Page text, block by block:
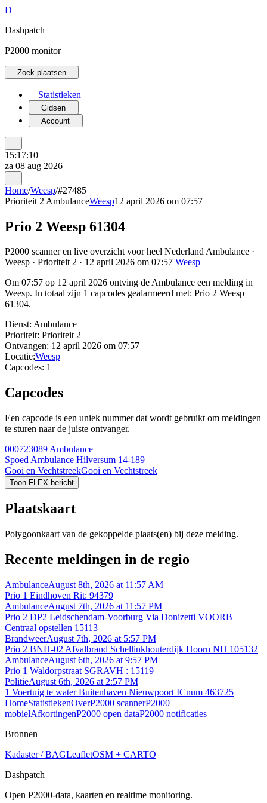
D
Dashpatch
P2000 monitor
Zoek plaatsen…
Statistieken
Gidsen
Account
15:17:10
za 08 aug 2026
Home/Weesp/#27485
Prioriteit 2 AmbulanceWeesp12 april 2026 om 07:57
Prio 2 Weesp 61304
P2000 scanner en live overzicht voor heel Nederland Ambulance ·
Weesp · Prioriteit 2 · 12 april 2026 om 07:57 Weesp
Om 07:57 op 12 april 2026 ontving de Ambulance een melding in
Weesp. In totaal zijn 1 capcodes gealarmeerd met: Prio 2 Weesp
61304.
Dienst: Ambulance
Prioriteit: Prioriteit 2
Ontvangen: 12 april 2026 om 07:57
Locatie:Weesp
Capcodes: 1
Capcodes
Een capcode is een uniek nummer dat wordt gebruikt om meldingen
te sturen naar de juiste ontvanger.
000723089 Ambulance
Spoed Ambulance Hilversum 14-189
Gooi en VechtstreekGooi en Vechtstreek
Toon FLEX bericht
Plaatskaart
Polygoonkaart van de gekoppelde plaats(en) bij deze melding.
Recente meldingen in de regio
AmbulanceAugust 8th, 2026 at 11:57 AM
Prio 1 Eindhoven Rit: 94379
AmbulanceAugust 7th, 2026 at 11:57 PM
Prio 2 DP2 Leidschendam-Voorburg Via Donizetti VOORB
Centraal opstellen 15113
BrandweerAugust 7th, 2026 at 5:57 PM
Prio 2 BNH-02 Afvalbrand Schellinkhouterdijk Hoorn NH 105132
AmbulanceAugust 6th, 2026 at 9:57 PM
Prio 1 Waldorpstraat SGRAVH : 15119
PolitieAugust 6th, 2026 at 2:57 PM
1 Voertuig te water Buitenhaven Nieuwpoort ICnum 463725
HomeStatistiekenOverP2000 scannerP2000
mobielAfkortingenP2000 open dataP2000 notificaties
Bronnen
Kadaster / BAGLeafletOSM + CARTO
Dashpatch
Open P2000-data, kaarten en realtime monitoring.